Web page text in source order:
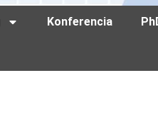
Konferencia